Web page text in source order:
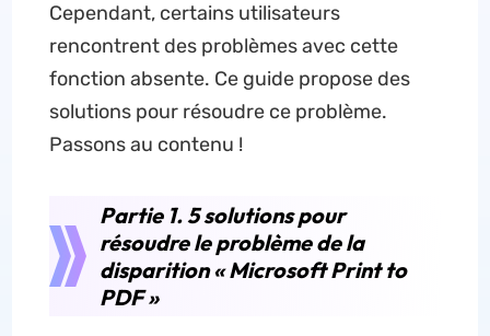
Cependant, certains utilisateurs
rencontrent des problèmes avec cette
fonction absente. Ce guide propose des
solutions pour résoudre ce problème.
Passons au contenu !
Partie 1. 5 solutions pour
résoudre le problème de la
disparition « Microsoft Print to
PDF »